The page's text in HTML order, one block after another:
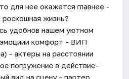
для нее окажется главнее -
роскошная жизнь?
удобнов нашем уютном
комфорт - ВИП
- актеры на расстоянии
погружение в действие-